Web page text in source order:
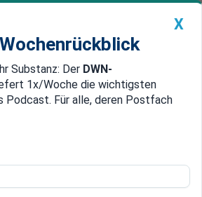
DWN: Geldanlage Premium
DWN-Magazin China
verlässt Robert
X
Substanz: Der DWN-
1x/Woche die wichtigsten
Podcast. Für alle, deren Postfach